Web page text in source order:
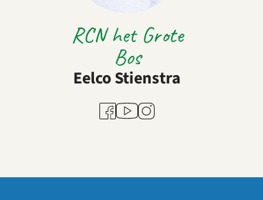
RCN het Grote
Bos
Eelco Stienstra
Facebook
YoutubeInstagram